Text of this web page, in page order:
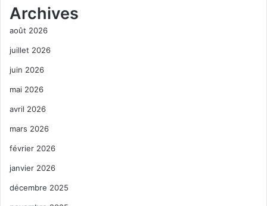
Archives
août 2026
juillet 2026
juin 2026
mai 2026
avril 2026
mars 2026
février 2026
janvier 2026
décembre 2025